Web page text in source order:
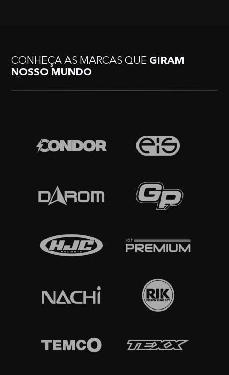
CONHEÇA AS MARCAS QUE GIRAM
NOSSO MUNDO